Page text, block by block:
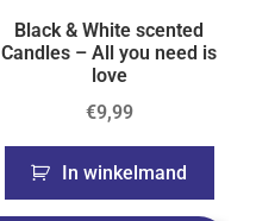
Black & White scented
Candles – All you need is
love
€9,99
In winkelmand